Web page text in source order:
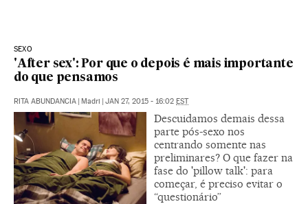
SEXO
'After sex': Por que o depois é mais importante
do que pensamos
RITA ABUNDANCIA | Madri | JAN 27, 2015 - 16:02 EST
Descuidamos demais dessa
parte pós-sexo nos
centrando somente nas
preliminares? O que fazer na
fase do 'pillow talk': para
começar, é preciso evitar o
“questionário”